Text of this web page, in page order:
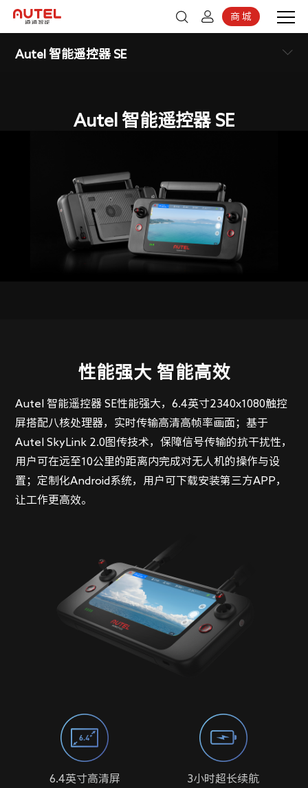
商 城
Autel 智能遥控器 SE
Autel 智能遥控器 SE
性能强大 智能高效
Autel 智能遥控器 SE性能强大，6.4英寸2340x1080触控
屏搭配八核处理器，实时传输高清高帧率画面；基于
Autel SkyLink 2.0图传技术，保障信号传输的抗干扰性，
用户可在远至10公里的距离内完成对无人机的操作与设
置；定制化Android系统，用户可下载安装第三方APP，
让工作更高效。
6.4英寸高清屏 3小时超长续航